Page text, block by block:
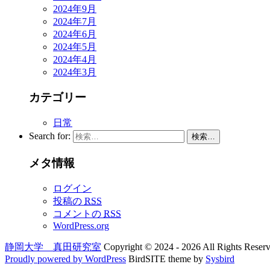
2024年9月
2024年7月
2024年6月
2024年5月
2024年4月
2024年3月
カテゴリー
日常
Search for:
検索…
メタ情報
ログイン
投稿の RSS
コメントの RSS
WordPress.org
静岡大学 真田研究室 Copyright © 2024 - 2026 All Rights
Proudly powered by WordPress BirdSITE theme by Sysbird